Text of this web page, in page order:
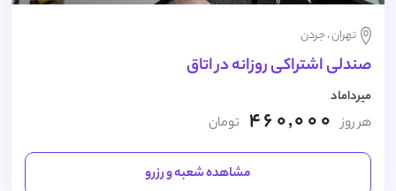
تهران ، جردن
صندلی اشتراکی روزانه در اتاق
میرداماد
هر روز 460,000 تومان
مشاهده شعبه و رزرو